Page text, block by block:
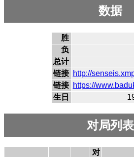
数据
胜
负
总计
链接 http://
链接 https://
生日
对局列表
对